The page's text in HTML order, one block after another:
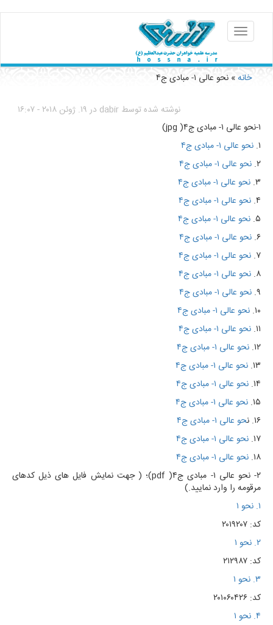
Toggle
navigation
You are خانه» نحو عالی ۱- مبادی ج۴
نوشته شده توسطdabirدر ۱۹. ژوئن ۲۰۱۸ - ۱۶:۰۷
نحو عالی ۱- مبادی ج۴
نحو عالی ۱- مبادی ج۴
نحو عالی ۱- مبادی ج۴
نحو عالی ۱- مبادی ج۴
نحو عالی ۱- مبادی ج۴
نحو عالی ۱- مبادی ج۴
نحو عالی ۱- مبادی ج۴
نحو عالی ۱- مبادی ج۴
نحو عالی ۱- مبادی ج۴
نحو عالی ۱- مبادی ج۴
نحو عالی ۱- مبادی ج۴
۱۲. نحو عالی ۱- مبادی ج۴
۱۳.نحو عالی ۱- مبادی ج۴
۱۴. نحو عالی ۱- مبادی ج۴
۱۵. نحو عالی ۱- مبادی ج۴
۱۶. ن حو عالی ۱- مبادی ج۴
۱۷. نحو عالی ۱- مبادی ج۴
۱۸. نحو عالی ۱- مبادی ج۴
۲- نحو عالی ۱- مبادی ج۴( pdf)؛ ( جهت نمایش فایل های ذیل کدهای
مرقومه را وارد نمایید.)
کد: ۲۰۱۹۲۰۷
کد: ۲۱۲۹۸۷
کد: ۲۰۱۰۶۰۴۲۶